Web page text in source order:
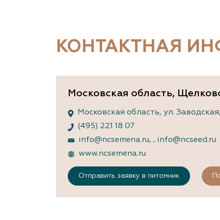
КОНТАКТНАЯ
Московская область,
Московская область, ул.
(495) 221 18 07
info@ncsemena.ru, , info@ncseed.ru
www.ncsemena.ru
Отправить заявку в питомник